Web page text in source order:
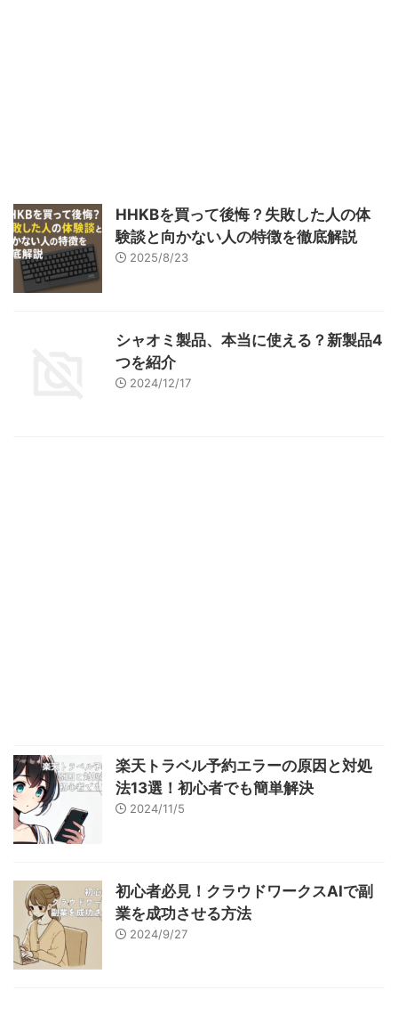
HHKBを買って後悔？失敗した人の体
験談と向かない人の特徴を徹底解説
2025/8/23
シャオミ製品、本当に使える？新製品4
つを紹介
2024/12/17
楽天トラベル予約エラーの原因と対処
法13選！初心者でも簡単解決
2024/11/5
初心者必見！クラウドワークスAIで副
業を成功させる方法
2024/9/27